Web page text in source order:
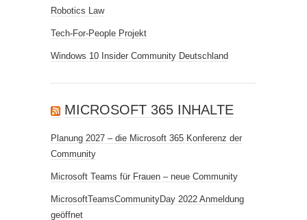
Robotics Law
Tech-For-People Projekt
Windows 10 Insider Community Deutschland
MICROSOFT 365 INHALTE
Planung 2027 – die Microsoft 365 Konferenz der
Community
Microsoft Teams für Frauen – neue Community
MicrosoftTeamsCommunityDay 2022 Anmeldung
geöffnet